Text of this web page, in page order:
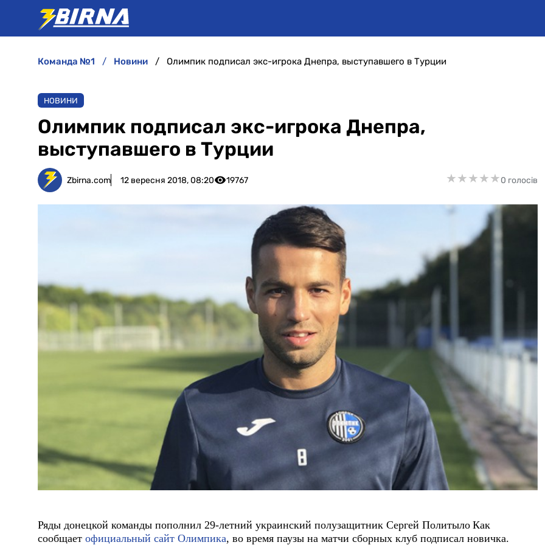
команда №1 новини Олимпик подписал экс-игрока Днепра, выступавшего в Турции
НОВИНИ
Олимпик подписал экс-игрока Днепра,
выступавшего в Турции
Zbirna.com 12 вересня 2018, 08:20 19767 ★★★★★
★★★★★0 голосів
Ряды донецкой команды пополнил 29-летний украинский полузащитник Сергей Политыло Как
сообщает официальный сайт Олимпика, во время паузы на матчи сборных клуб подписал новичка.